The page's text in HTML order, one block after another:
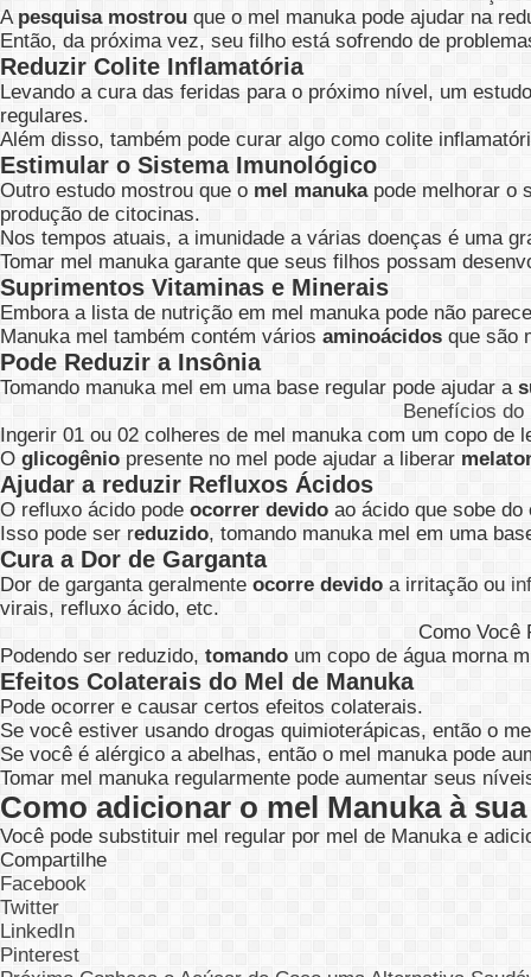
A pesquisa mostrou que o mel manuka pode ajudar na
Então, da próxima vez, seu filho está sofrendo de
Reduzir Colite Inflamatória
Levando a cura das feridas para o próximo nível, um
regulares.
Além disso, também pode curar algo como colite
Estimular o Sistema Imunológico
Outro estudo mostrou que o mel manukapode melhorar o
produção de citocinas.
Nos tempos atuais, a imunidade a várias doenças é uma
Tomar mel manuka garante que seus filhos possam
Suprimentos Vitaminas e Minerais
Embora a lista de nutrição em mel manuka pode não
Manuka mel também contém vários aminoácidos que são
Pode Reduzir a Insônia
Tomando manuka mel em uma base regular pode ajudar a
Benefícios do
Ingerir 01 ou 02 colheres de mel manuka com um copo de
O glicogênio presente no mel pode ajudar a liberar
Ajudar a reduzir Refluxos Ácidos
O refluxo ácido pode ocorrer devido ao ácido que sobe
Isso pode ser reduzido, tomando manuka mel em uma
Cura a Dor de Garganta
Dor de garganta geralmente ocorre devido a irritação ou
virais, refluxo ácido, etc.
Como Você
Podendo ser reduzido, tomando um copo de água morna
Efeitos Colaterais do Mel de Manuka
Pode ocorrer e causar certos efeitos colaterais.
Se você estiver usando drogas quimioterápicas, então o
Se você é alérgico a abelhas, então o mel manuka pode
Tomar mel manuka regularmente pode aumentar seus
Como adicionar o mel Manuka à
Você pode substituir mel regular por mel de Manuka e
Compartilhe
Facebook
Twitter
LinkedIn
Pinterest